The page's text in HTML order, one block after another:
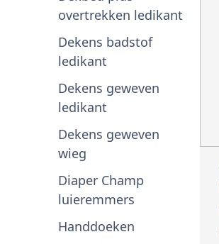
overtrekken ledikant
Dekens badstof
ledikant
Dekens geweven
ledikant
Dekens geweven
wieg
Diaper Champ
luieremmers
Handdoeken